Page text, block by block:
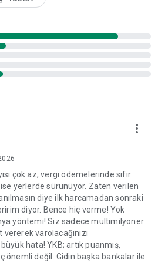
doğrultusunda geliştirmeye devam
more_vert
çok az, vergi ödemelerinde sıfır
yerlerde sürünüyor. Zaten verilen
diye ilk harcamadan sonraki
diyor. Bence hiç verme! Yok
yöntemi! Siz sadece multimilyoner
varolacağınızı
hata! YKB; artık puanmış,
önemli değil. Gidin başka bankalar ile